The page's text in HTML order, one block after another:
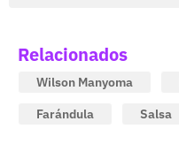
Relacionados
Wilson Manyoma
Farándula
Salsa